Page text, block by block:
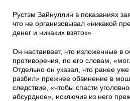
Рустэм Зайнуллин в показаниях
что не организовывал «никакой
денег и никаких взяток»
Он настаивает, что изложенные в
противоречия, по его словам,
Отдельно он указал, что ранее
разбил» прежнее обвинение в
следствие, «чтобы спасти
абсурдное», исключив из него